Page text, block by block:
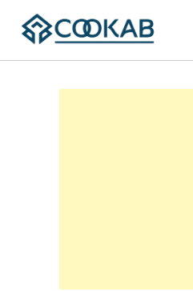
content